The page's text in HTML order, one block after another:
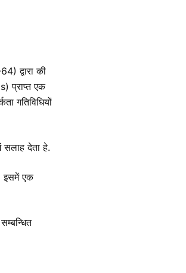
द्वारा की
प्राप्त एक
गतिविधियों
सलाह देता हे.
इसमें एक